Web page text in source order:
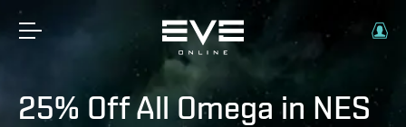
25% Off All Omega in NES